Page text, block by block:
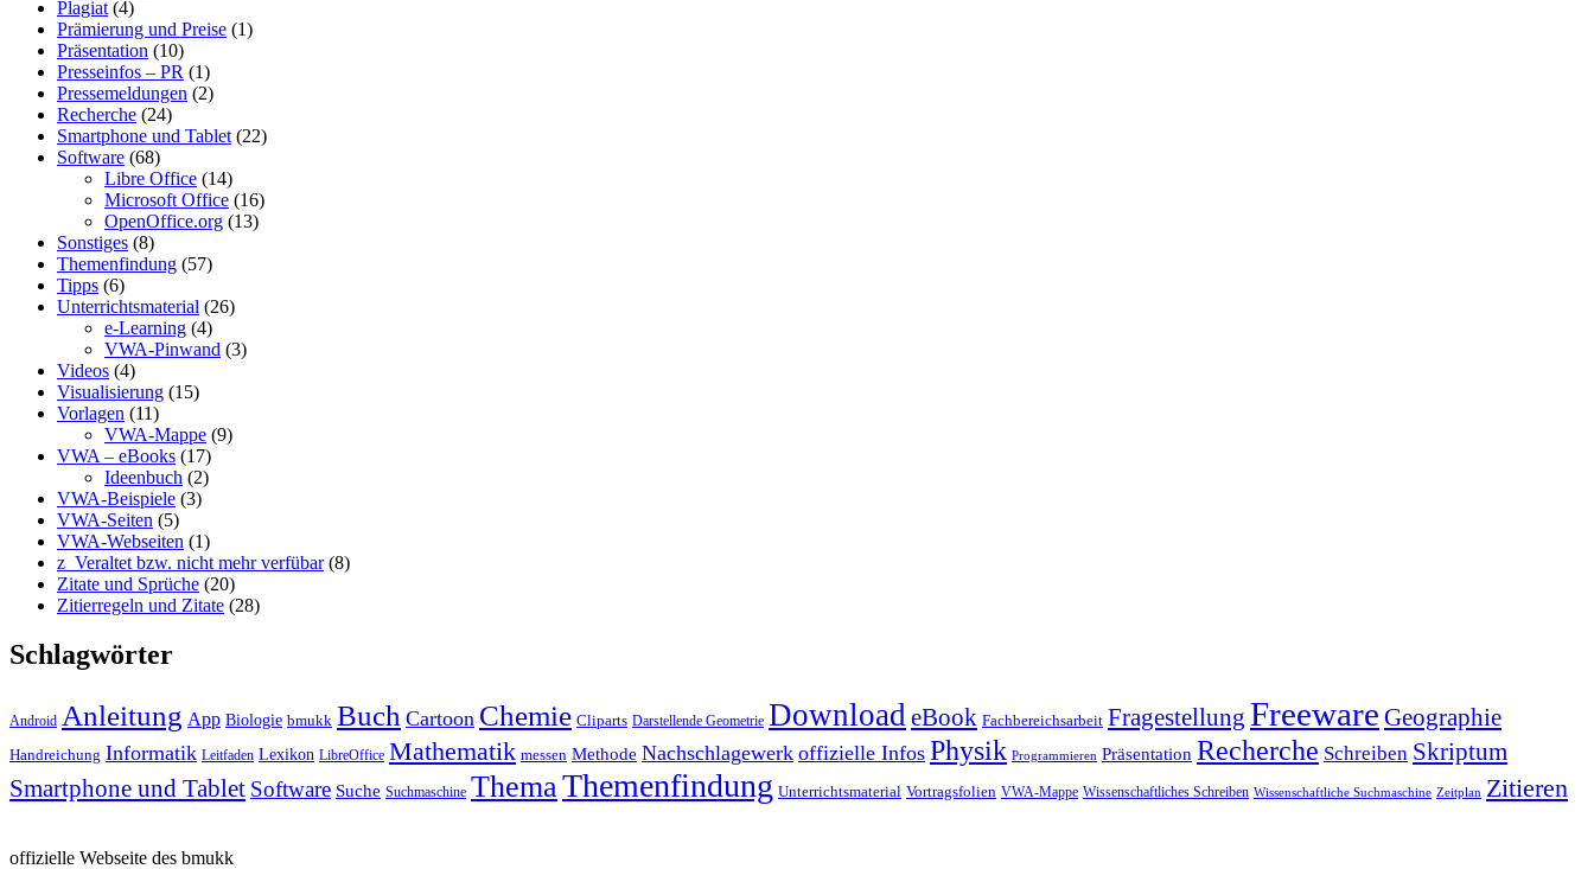
Plagiat (4)
Prämierung und Preise (1)
Präsentation (10)
Presseinfos – PR (1)
Pressemeldungen (2)
Recherche (24)
Smartphone und Tablet (22)
Software (68)
Libre Office (14)
Microsoft Office (16)
OpenOffice.org (13)
Sonstiges (8)
Themenfindung (57)
Tipps (6)
Unterrichtsmaterial (26)
e-Learning (4)
VWA-Pinwand (3)
Videos (4)
Visualisierung (15)
Vorlagen (11)
VWA-Mappe (9)
VWA – eBooks (17)
Ideenbuch (2)
VWA-Beispiele (3)
VWA-Seiten (5)
VWA-Webseiten (1)
z_Veraltet bzw. nicht mehr verfübar(8)
Zitate und Sprüche (20)
Zitierregeln und Zitate (28)
Schlagwörter
Android Anleitung App Biologie bmukk Buch Cartoon Chemie Cliparts Darstellende Geometrie DownloadeBook Fachbereichsarbeit Fragestellung Freeware Geographie
Handreichung Informatik Leitfaden Lexikon LibreOffice Mathematik messen Methode Nachschlagewerk offizielle Infos Physik Programmieren Präsentation Recherche Schreiben Skriptum
Smartphone und Tablet Software Suche Suchmaschine ThemaThemenfindung Unterrichtsmaterial Vortragsfolien VWA-Mappe Wissenschaftliches Schreiben Wissenschaftliche Suchmaschine Zeitplan Zitieren
offizielle Webseite des bmukk